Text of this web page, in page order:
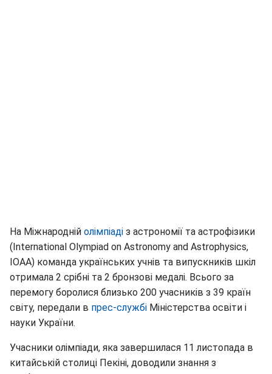
На Міжнародній олімпіаді з астрономії та астрофізики
(International Olympiad on Astronomy and Astrophysics,
IOAA) команда українських учнів та випускників шкіл
отримала 2 срібні та 2 бронзові медалі. Всього за
перемогу боролися близько 200 учасників з 39 країн
світу, передали в прес-службі Міністерства освіти і
науки України.
Учасники олімпіади, яка завершилася 11 листопада в
китайській столиці Пекіні, доводили знання з